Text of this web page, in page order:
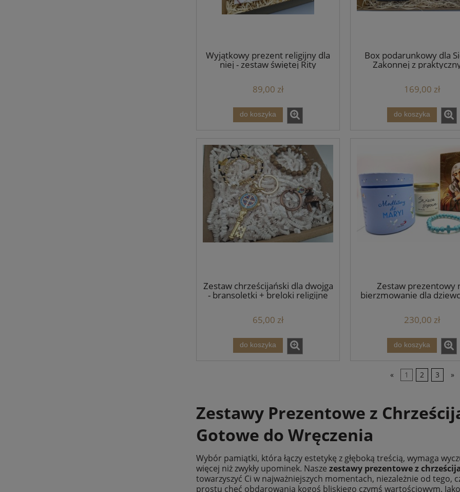
Wyjątkowy prezent religijny dla
niej - zestaw świętej Rity
89,00 zł
do koszyka
Box podarunkowy dla
Zakonnej z
169,00 zł
do koszyka
Zestaw chrześcijański dla dwojga
- bransoletki + breloki religijne
65,00 zł
do koszyka
Zestaw prezentowy
bierzmowanie dla
230,00 zł
do koszyka
« 1 2 3 »
Zestawy Prezentowe z
Gotowe do Wręczenia
Wybór pamiątki, która łączy estetykę z głęboką treścią, wymaga
więcej niż zwykły upominek. Nasze zestawy prezentowe z
towarzyszyć Ci w najważniejszych momentach, niezależnie od tego,
prostu chęć obdarowania kogoś bliskiego czymś wartościowym.